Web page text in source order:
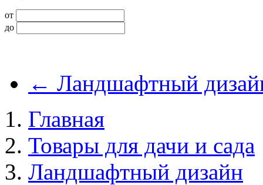
от
до
← Ландшафтный
Главная
Товары для дачи и сада
Ландшафтный дизайн